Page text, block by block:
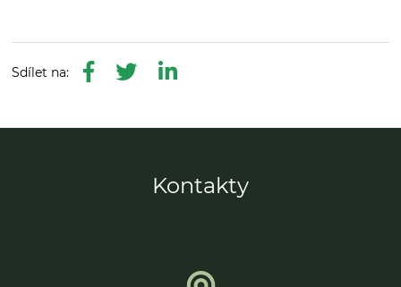
Kontakty